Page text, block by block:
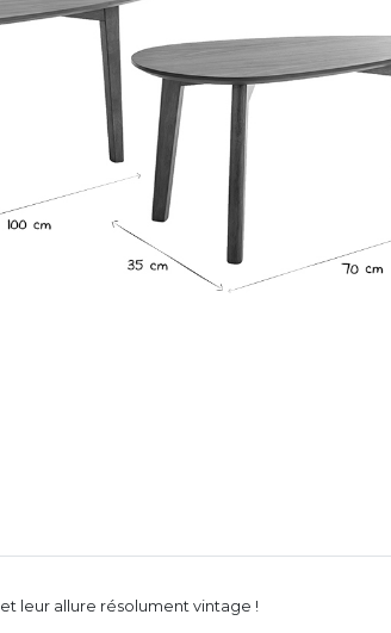
et leur allure résolument vintage !